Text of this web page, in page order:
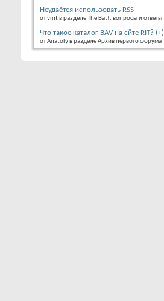
Неудаётся использовать RSS
от vint в разделе The Bat!: вопросы и ответы
Что такое каталог BAV на сйте RIT? (+)
от Anatoly в разделе Архив первого форума